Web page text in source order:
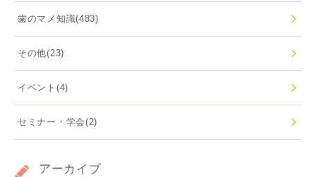
歯のマメ知識(483)
その他(23)
イベント (4)
セミナー・学会(2)
アーカイブ